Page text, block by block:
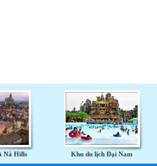
Nà Hills Khu du lịch Đại Nam